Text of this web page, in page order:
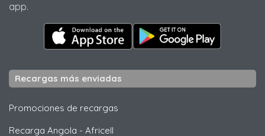
app.
Recargas más enviadas
Promociones de recargas
Recarga Angola - Africell